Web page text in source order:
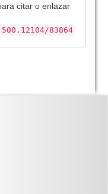
citar o enlazar
83864